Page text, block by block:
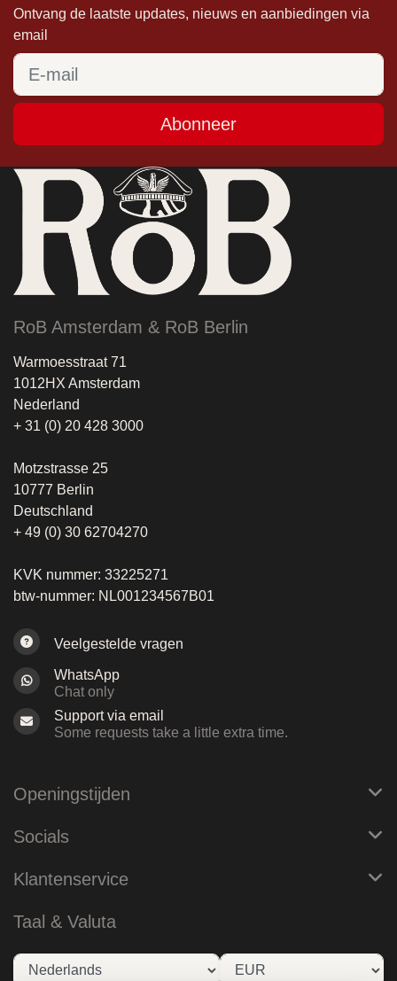
Ontvang de laatste updates, nieuws en aanbiedingen via
email
Abonneer
RoB Amsterdam & RoB Berlin
Warmoesstraat 71
1012HX Amsterdam
Nederland
+ 31 (0) 20 428 3000
Motzstrasse 25
10777 Berlin
Deutschland
+ 49 (0) 30 62704270
KVK nummer: 33225271
btw-nummer: NL001234567B01
Veelgestelde vragen
WhatsApp
Chat only
Support via email
Some requests take a little extra time.
Openingstijden
Socials
Klantenservice
Taal & Valuta